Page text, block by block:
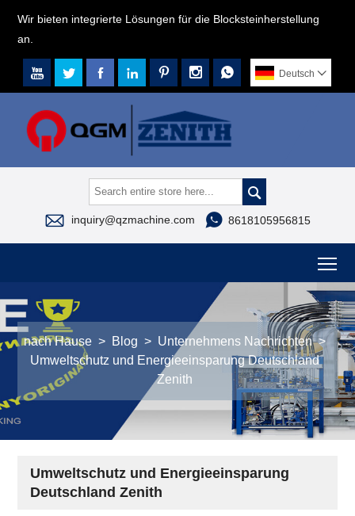
Wir bieten integrierte Lösungen für die Blocksteinherstellung
an.
       Deutsch 

 inquiry@qzmachine.com  8618105956815
nach Hause > Blog > Unternehmens Nachrichten >
Umweltschutz und Energieeinsparung Deutschland
Zenith
Umweltschutz und Energieeinsparung
Deutschland Zenith